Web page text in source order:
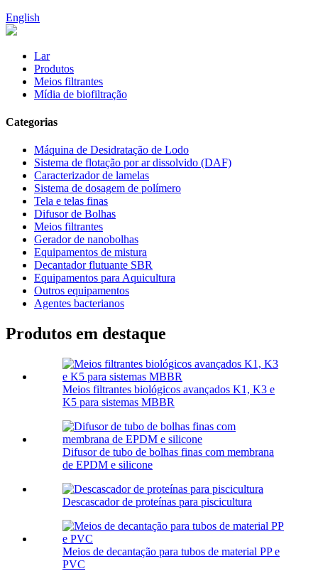
English
Lar
Produtos
Meios filtrantes
Mídia de biofiltração
Categorias
Máquina de Desidratação de Lodo
Sistema de flotação por ar dissolvido (DAF)
Caracterizador de lamelas
Sistema de dosagem de polímero
Tela e telas finas
Difusor de Bolhas
Meios filtrantes
Gerador de nanobolhas
Equipamentos de mistura
Decantador flutuante SBR
Equipamentos para Aquicultura
Outros equipamentos
Agentes bacterianos
Produtos em destaque
Meios filtrantes biológicos avançados K1, K3 e
K5 para sistemas MBBR
Difusor de tubo de bolhas finas com membrana
de EPDM e silicone
Descascador de proteínas para piscicultura
Meios de decantação para tubos de material PP e
PVC